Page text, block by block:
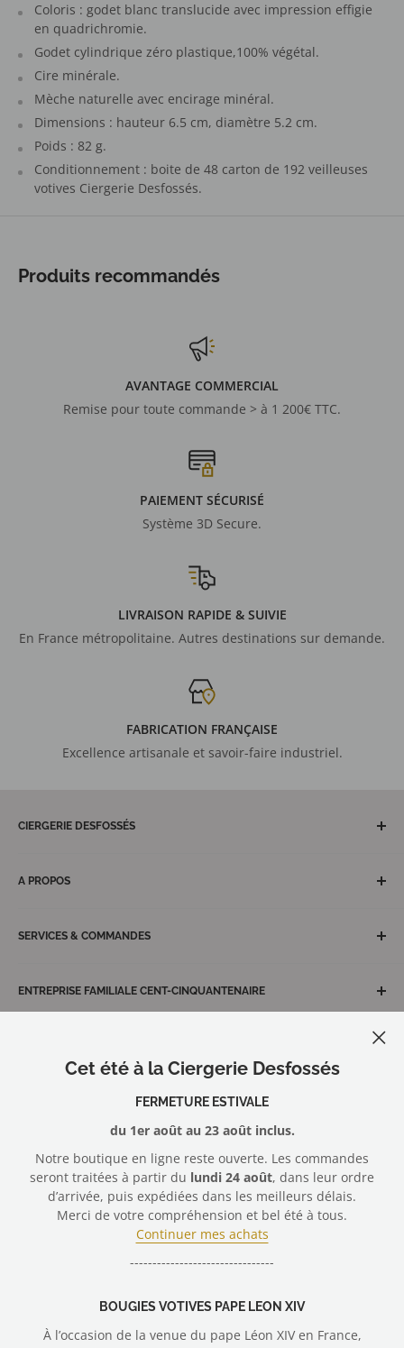
Cet été à la Ciergerie Desfossés
FERMETURE ESTIVALE
du 1er août au 23 août inclus.
Notre boutique en ligne reste ouverte. Les commandes
seront traitées à partir du lundi 24 août, dans leur ordre
d’arrivée, puis expédiées dans les meilleurs délais.
Merci de votre compréhension et bel été à tous.
Continuer mes achats
--------------------------------
BOUGIES VOTIVES PAPE LEON XIV
À l’occasion de la venue du pape Léon XIV en France,
Coloris : godet blanc translucide avec impression effigie
en quadrichromie.
Godet cylindrique zéro plastique,100% végétal.
Cire minérale.
Mèche naturelle avec encirage minéral.
Dimensions : hauteur 6.5 cm, diamètre 5.2 cm.
Poids : 82 g.
Conditionnement : boite de 48 carton de 192 veilleuses
votives Ciergerie Desfossés.
Produits recommandés
AVANTAGE COMMERCIAL
Remise pour toute commande > à 1 200€ TTC.
PAIEMENT SÉCURISÉ
Système 3D Secure.
LIVRAISON RAPIDE & SUIVIE
En France métropolitaine. Autres destinations sur demande.
FABRICATION FRANÇAISE
Excellence artisanale et savoir-faire industriel.
CIERGERIE DESFOSSÉS
français de cierges et bougies votives. Nos équipes et
conseils et services avisés pour des solutions
+33 (0)2 40 30 15 32
A PROPOS
Veilleuses votives écoresponsables Luminat
Conformité au RGPD
Mentions légales
SERVICES & COMMANDES
Questions & solutions
ENTREPRISE FAMILIALE CENT-CINQUANTENAIRE
Membre duSyndicat Général des Fabricants de Bougies
Nous acceptons
© 2026 Ciergerie Desfossés - vente en ligne cierges, bougies votives